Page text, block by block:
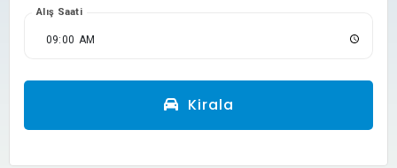
Alış Saati
Kirala